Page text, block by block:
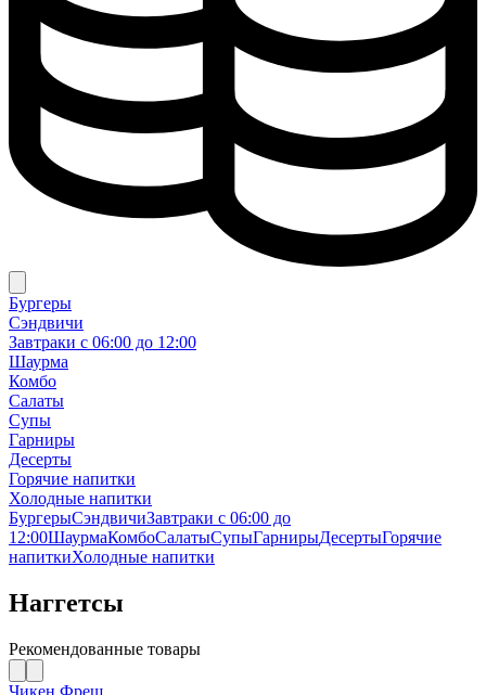
Бургеры
Сэндвичи
Завтраки c 06:00 до 12:00
Шаурма
Комбо
Салаты
Супы
Гарниры
Десерты
Горячие напитки
Холодные напитки
БургерыСэндвичиЗавтраки c 06:00 до
12:00ШаурмаКомбоСалатыСупыГарнирыДесертыГорячие
напиткиХолодные напитки
Наггетсы
Рекомендованные товары
Чикен Фреш